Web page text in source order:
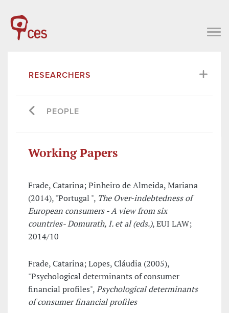
RESEARCHERS
PEOPLE
Working Papers
Frade, Catarina; Pinheiro de Almeida, Mariana
(2014), "Portugal ", The Over-indebtedness of
European consumers - A view from six
countries- Domurath, I. et al (eds.), EUI LAW;
2014/10
Frade, Catarina; Lopes, Cláudia (2005),
"Psychological determinants of consumer
financial profiles",Psychological determinants
of consumer financial profiles